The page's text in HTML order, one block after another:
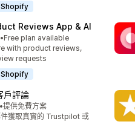
Reviews App & AI
價
•Free plan available
with product reviews,
requests
戶評論
價
•提供免費方案
獲取真實的 Trustpilot 或